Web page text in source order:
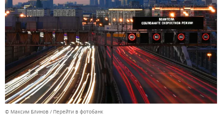
© Максим Блинов Перейти в фотобанк